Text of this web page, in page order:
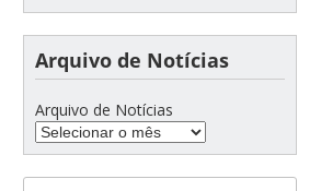
Arquivo de Notícias
Arquivo de Notícias